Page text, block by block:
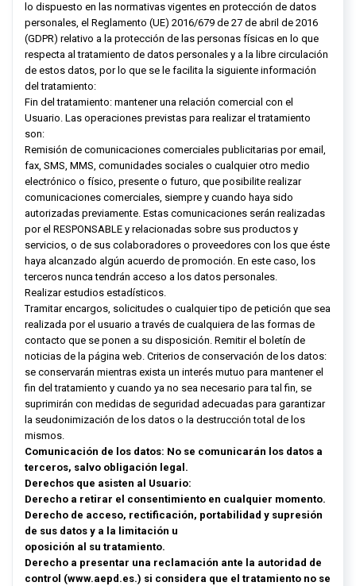
lo dispuesto en las normativas vigentes en protección de datos
personales, el Reglamento (UE) 2016/679 de 27 de abril de 2016
(GDPR) relativo a la protección de las personas físicas en lo que
respecta al tratamiento de datos personales y a la libre circulación
de estos datos, por lo que se le facilita la siguiente información
del tratamiento:
Fin del tratamiento: mantener una relación comercial con el
Usuario. Las operaciones previstas para realizar el tratamiento
son:
Remisión de comunicaciones comerciales publicitarias por email,
fax, SMS, MMS, comunidades sociales o cualquier otro medio
electrónico o físico, presente o futuro, que posibilite realizar
comunicaciones comerciales, siempre y cuando haya sido
autorizadas previamente. Estas comunicaciones serán realizadas
por el RESPONSABLE y relacionadas sobre sus productos y
servicios, o de sus colaboradores o proveedores con los que éste
haya alcanzado algún acuerdo de promoción. En este caso, los
terceros nunca tendrán acceso a los datos personales.
Realizar estudios estadísticos.
Tramitar encargos, solicitudes o cualquier tipo de petición que sea
realizada por el usuario a través de cualquiera de las formas de
contacto que se ponen a su disposición. Remitir el boletín de
noticias de la página web. Criterios de conservación de los datos:
se conservarán mientras exista un interés mutuo para mantener el
fin del tratamiento y cuando ya no sea necesario para tal fin, se
suprimirán con medidas de seguridad adecuadas para garantizar
la seudonimización de los datos o la destrucción total de los
mismos.
Comunicación de los datos: No se comunicarán los datos a
terceros, salvo obligación legal.
Derechos que asisten al Usuario:
Derecho a retirar el consentimiento en cualquier momento.
Derecho de acceso, rectificación, portabilidad y supresión
de sus datos y a la limitación u
oposición al su tratamiento.
Derecho a presentar una reclamación ante la autoridad de
control (www.aepd.es.) si considera que el tratamiento no se